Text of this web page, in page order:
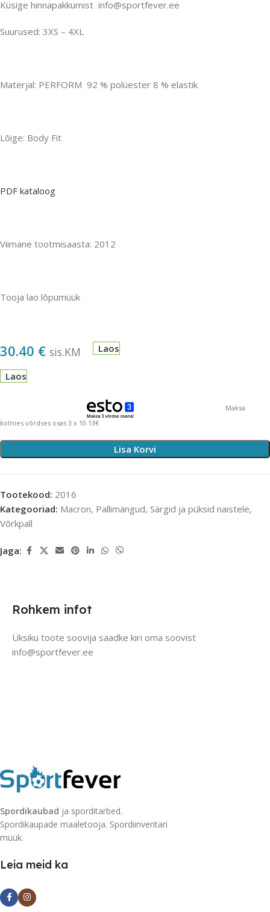
Küsige hinnapakkumist info@sportfever.ee
Suurused: 3XS – 4XL
Materjal: PERFORM 92 % polüester 8 % elastik
Lõige: Body Fit
PDF kataloog
Viimane tootmisaasta: 2012
Tooja lao lõpumüük
30.40 € sis.KM Laos
Laos
Maksa
kolmes võrdses osas 3 x 10.13€
Lisa Korvi
Tootekood: 2016
Kategooriad: Macron, Pallimängud, Särgid ja püksid naistele,
Võrkpall
Jaga:
Rohkem infot
Üksiku toote soovija saadke kiri oma soovist
info@sportfever.ee
Spordikaubad ja sporditarbed.
Spordikaupade maaletooja. Spordiinventari
müük.
Leia meid ka